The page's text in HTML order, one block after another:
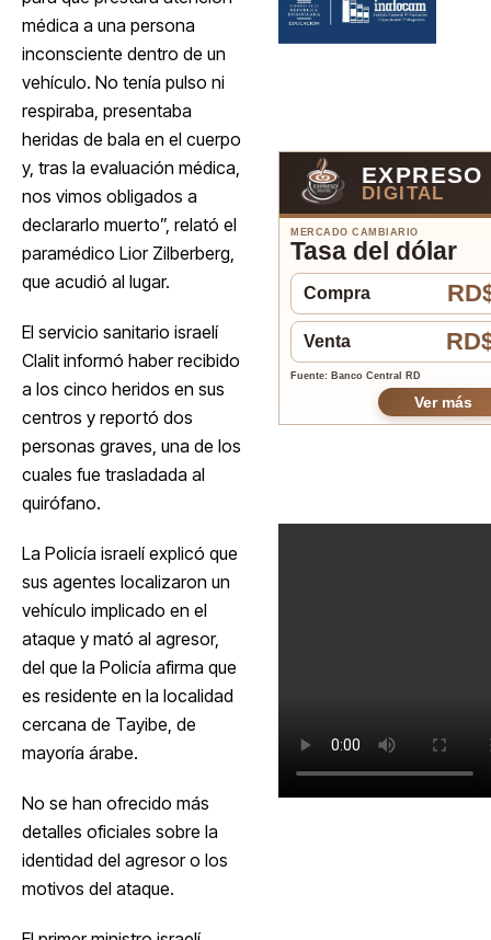
médica a una persona
inconsciente dentro de un
vehículo. No tenía pulso ni
respiraba, presentaba
heridas de bala en el cuerpo
y, tras la evaluación médica,
nos vimos obligados a
declararlo muerto”, relató el
paramédico Lior Zilberberg,
que acudió al lugar.
El servicio sanitario israelí
Clalit informó haber recibido
a los cinco heridos en sus
centros y reportó dos
personas graves, una de los
cuales fue trasladada al
quirófano.
La Policía israelí explicó que
sus agentes localizaron un
vehículo implicado en el
ataque y mató al agresor,
del que la Policía afirma que
es residente en la localidad
cercana de Tayibe, de
mayoría árabe.
No se han ofrecido más
detalles oficiales sobre la
identidad del agresor o los
motivos del ataque.
EXPRESO
DIGITAL
MERCADO CAMBIARIO
Tasa del dólar
Compra
Venta
Fuente: Banco Central RD
Ver más